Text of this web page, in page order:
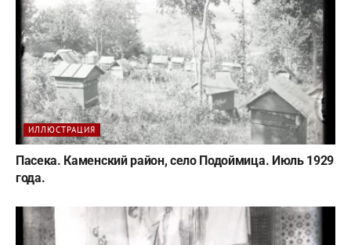
ИЛЛЮСТРАЦИЯ
Пасека. Каменский район, село Подоймица. Июль 1929
года.